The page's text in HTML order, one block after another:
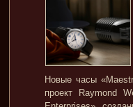
Новые часы
проект Raymond